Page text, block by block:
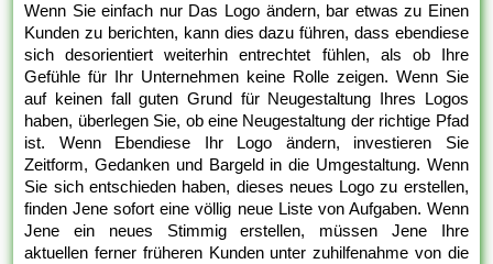
Wenn Sie einfach nur Das Logo ändern, bar etwas zu Einen
Kunden zu berichten, kann dies dazu führen, dass ebendiese
sich desorientiert weiterhin entrechtet fühlen, als ob Ihre
Gefühle für Ihr Unternehmen keine Rolle zeigen. Wenn Sie
auf keinen fall guten Grund für Neugestaltung Ihres Logos
haben, überlegen Sie, ob eine Neugestaltung der richtige Pfad
ist. Wenn Ebendiese Ihr Logo ändern, investieren Sie
Zeitform, Gedanken und Bargeld in die Umgestaltung. Wenn
Sie sich entschieden haben, dieses neues Logo zu erstellen,
finden Jene sofort eine völlig neue Liste von Aufgaben. Wenn
Jene ein neues Stimmig erstellen, müssen Jene Ihre
aktuellen ferner früheren Kunden unter zuhilfenahme von die